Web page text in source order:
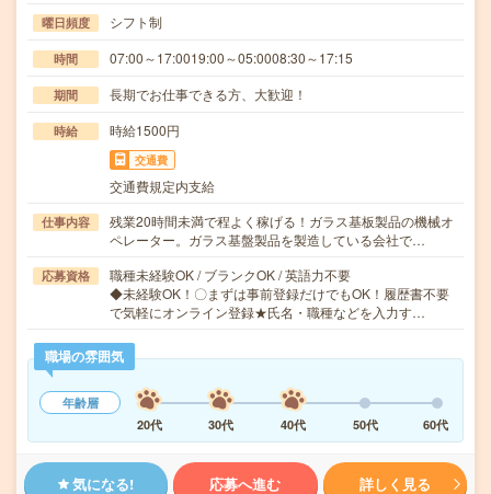
曜日頻度 シフト制
時間 07:00～17:0019:00～05:0008:30～17:15
期間 長期でお仕事できる方、大歓迎！
時給 時給1500円
交通費
交通費規定内支給
仕事内容
残業20時間未満で程よく稼げる！ガラス基板製品の機械オ
ペレーター。ガラス基盤製品を製造している会社で…
応募資格
職種未経験OK / ブランクOK / 英語力不要
◆未経験OK！〇まずは事前登録だけでもOK！履歴書不要
で気軽にオンライン登録★氏名・職種などを入力す…
職場の雰囲気
年齢層
20代
30代 40代 50代 60代
気になる! 応募へ進む 詳しく見る